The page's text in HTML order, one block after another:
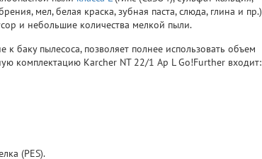
мел, белая краска, зубная паста, слюда, глина и пр.)
и небольшие количества мелкой пыли.
баку пылесоса, позволяет полнее использовать объем
комплектацию Karcher NT 22/1 Ap L Go!Further входит:
(PES).